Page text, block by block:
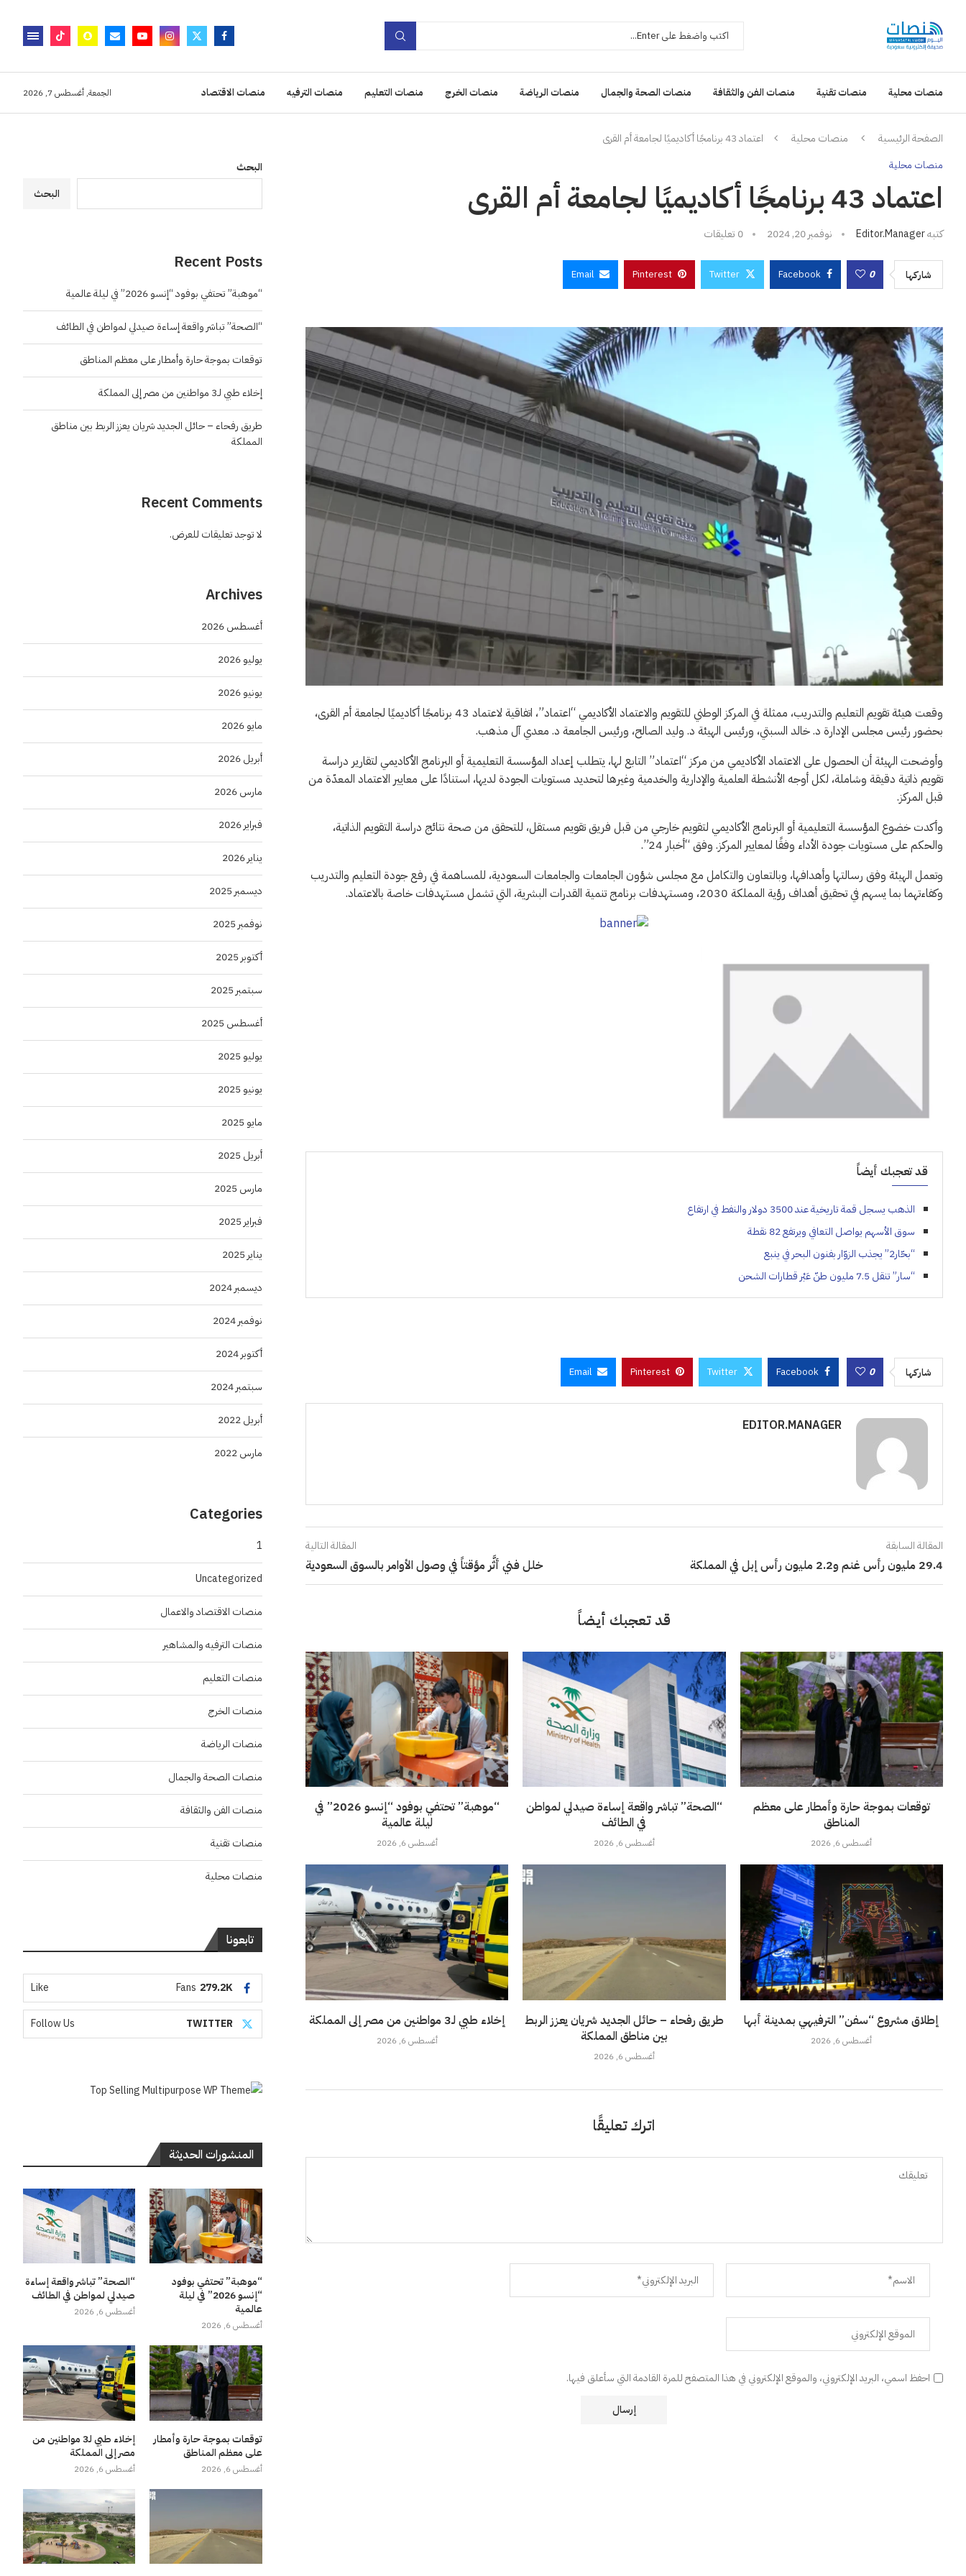
منصات محلية منصات تقنية منصات الفن والثقافة منصات الصحة والجمال منصات الرياضة منصات الخرج منصات التعليم منصات الترفيه منصات الاقتصاد الجمعة, أغسطس 7, 2026
الصفحة الرئيسية منصات محلية اعتماد 43 برنامجًا أكاديميًا لجامعة أم القرى
منصات محلية
اعتماد 43 برنامجًا أكاديميًا لجامعة أم القرى
كتبهEditor.manager نوفمبر 20, 2024 0 تعليقات
شاركها 0
Facebook
Twitter
Pinterest
Email
وقعت هيئة تقويم التعليم والتدريب، ممثلة في المركز الوطني للتقويم والاعتماد الأكاديمي “اعتماد”، اتفاقية لاعتماد 43 برنامجًا أكاديميًا لجامعة أم القرى،
بحضور رئيس مجلس الإدارة د. خالد السبتي، ورئيس الهيئة د. وليد الصالح، ورئيس الجامعة د. معدي آل مذهب.
وأوضحت الهيئة أن الحصول على الاعتماد الأكاديمي من مركز “اعتماد” التابع لها، يتطلب إعداد المؤسسة التعليمية أو البرنامج الأكاديمي لتقارير دراسة
تقويم ذاتية دقيقة وشاملة، لكل أوجه الأنشطة العلمية والإدارية والخدمية وغيرها لتحديد مستويات الجودة لديها، استنادًا على معايير الاعتماد المعدّة من
قبل المركز.
وأكدت خضوع المؤسسة التعليمية أو البرنامج الأكاديمي لتقويم خارجي من قبل فريق تقويم مستقل، للتحقق من صحة نتائج دراسة التقويم الذاتية،
والحكم على مستويات جودة الأداء وفقًا لمعايير المركز. وفق “أخبار 24”.
وتعمل الهيئة وفق رسالتها وأهدافها، وبالتعاون والتكامل مع مجلس شؤون الجامعات والجامعات السعودية، للمساهمة في رفع جودة التعليم والتدريب
وكفاءتهما بما يسهم في تحقيق أهداف رؤية المملكة 2030، ومستهدفات برنامج تنمية القدرات البشرية، التي تشمل مستهدفات خاصة بالاعتماد.
قد تعجبك أيضاً
الذهب يسجل قمة تاريخية عند 3500 دولار والنفط في ارتفاع
سوق الأسهم يواصل التعافي ويرتفع 82 نقطة
“بحّار2” يجذب الزوّار بفنون البحر في ينبع
“سار” تنقل 7.5 مليون طنّ عَبْر قطارات الشحن
شاركها 0
Facebook
Twitter
Pinterest
Email
EDITOR.MANAGER
المقالة السابقة
29.4 مليون رأس غنم و2.2 مليون رأس إبل في المملكة
المقالة التالية
خلل فني أثَّر مؤقتاً في وصول الأوامر بالسوق السعودية
قد تعجبك أيضاً
“موهبة” تحتفي بوفود “إنسو 2026” في
ليلة عالمية
أغسطس 6, 2026
“الصحة” تباشر واقعة إساءة صيدلي لمواطن
في الطائف
أغسطس 6, 2026
توقعات بموجة حارة وأمطار على معظم
المناطق
أغسطس 6, 2026
إخلاء طبي لـ3 مواطنين من مصر إلى المملكة
أغسطس 6, 2026
طريق رفحاء – حائل الجديد شريان يعزز الربط
بين مناطق المملكة
أغسطس 6, 2026
إطلاق مشروع “سفن” الترفيهي بمدينة أبها
أغسطس 6, 2026
اترك تعليقًا
احفظ اسمي، البريد الإلكتروني، والموقع الإلكتروني في هذا المتصفح للمرة القادمة التي سأعلق فيها.
البحث
البحث
Recent Posts
“موهبة” تحتفي بوفود “إنسو 2026” في ليلة عالمية
“الصحة” تباشر واقعة إساءة صيدلي لمواطن في الطائف
توقعات بموجة حارة وأمطار على معظم المناطق
إخلاء طبي لـ3 مواطنين من مصر إلى المملكة
طريق رفحاء – حائل الجديد شريان يعزز الربط بين مناطق
المملكة
Recent Comments
لا توجد تعليقات للعرض.
Archives
أغسطس 2026
يوليو 2026
يونيو 2026
مايو 2026
أبريل 2026
مارس 2026
فبراير 2026
يناير 2026
ديسمبر 2025
نوفمبر 2025
أكتوبر 2025
سبتمبر 2025
أغسطس 2025
يوليو 2025
يونيو 2025
مايو 2025
أبريل 2025
مارس 2025
فبراير 2025
يناير 2025
ديسمبر 2024
نوفمبر 2024
أكتوبر 2024
سبتمبر 2024
أبريل 2022
مارس 2022
Categories
1
Uncategorized
منصات الاقتصاد والاعمال
منصات الترفيه والمشاهير
منصات التعليم
منصات الخرج
منصات الرياضة
منصات الصحة والجمال
منصات الفن والثقافة
منصات تقنية
منصات محلية
تابعونا
279.2K
Fans
Like
TWITTER
Follow Us
المنشورات الحديثة
“موهبة” تحتفي بوفود
“إنسو 2026” في ليلة
عالمية
أغسطس 6, 2026
“الصحة” تباشر واقعة إساءة
صيدلي لمواطن في الطائف
أغسطس 6, 2026
توقعات بموجة حارة وأمطار
على معظم المناطق
أغسطس 6, 2026
إخلاء طبي لـ3 مواطنين من
مصر إلى المملكة
أغسطس 6, 2026